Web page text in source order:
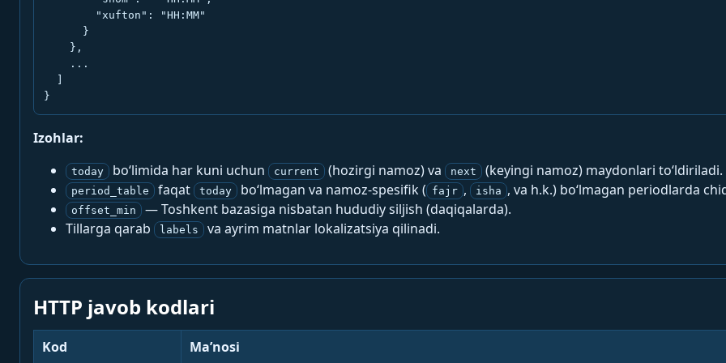
        "xufton": "HH:MM"
      }
    },
    ...
}
Izohlar:
today bo‘limida har kuni uchun current (hozirgi namoz) va next (keyingi namoz) maydonlari to‘ldiriladi.
period_table faqat today bo‘lmagan va namoz-spesifik ( fajr , isha , va h.k.) bo‘lmagan periodlarda
offset_min
— Toshkent bazasiga nisbatan hududiy siljish (daqiqalarda).
Tillarga qarab
labels va ayrim matnlar lokalizatsiya qilinadi.
HTTP javob kodlari
Kod Ma’nosi